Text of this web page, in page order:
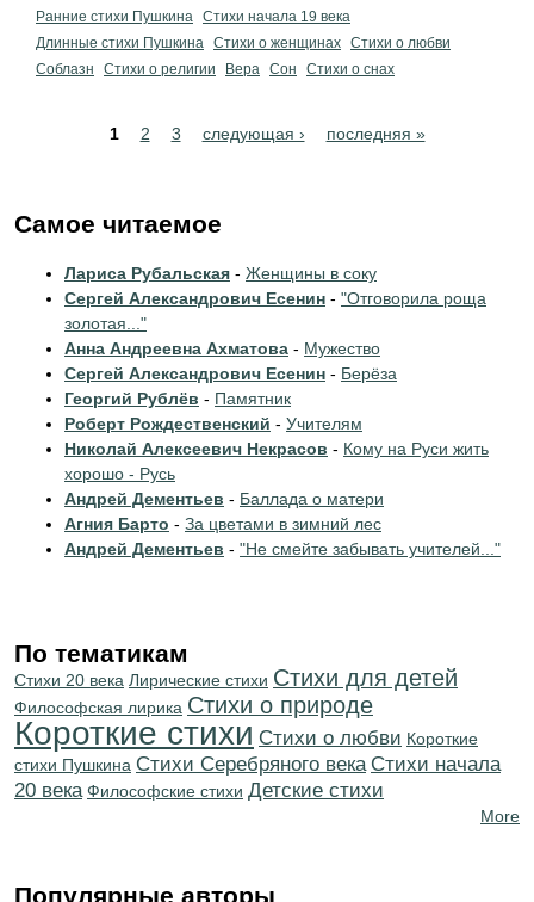
Ранние стихи Пушкина Cтихи начала 19 века
Длинные стихи Пушкина Стихи о женщинах Стихи о любви
Соблазн
Стихи о религии Вера Сон Стихи о снах
1 2 3 следующая › последняя »
Самое читаемое
Лариса Рубальская - Женщины в соку
Сергей Александрович Есенин - "Отговорила роща
золотая..."
Анна Андреевна Ахматова - Мужество
Сергей Александрович Есенин - Берёза
Георгий Рублёв - Памятник
Роберт Рождественский - Учителям
Николай Алексеевич Некрасов - Кому на Руси жить
хорошо - Русь
Андрей Дементьев - Баллада о матери
Агния Барто - За цветами в зимний лес
Андрей Дементьев - "Не смейте забывать учителей..."
По тематикам
Стихи 20 века Лирические стихи Стихи для детей
Философская лирика Стихи о природе
Короткие стихи Стихи о любви Короткие
стихи Пушкина Cтихи Серебряного века Cтихи начала
20 века Философские стихи Детские стихи
More
Популярные авторы